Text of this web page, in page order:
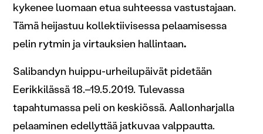
kykenee luomaan etua suhteessa vastustajaan.
Tämä heijastuu kollektiivisessa pelaamisessa
pelin rytmin ja virtauksien hallintaan.
Salibandyn huippu-urheilupäivät pidetään
Eerikkilässä 18.–19.5.2019. Tulevassa
tapahtumassa peli on keskiössä. Aallonharjalla
pelaaminen edellyttää jatkuvaa valppautta.